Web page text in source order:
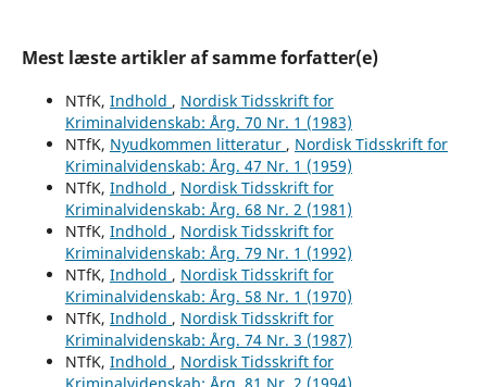
Mest læste artikler af samme forfatter(e)
NTfK, Indhold , Nordisk Tidsskrift for
Kriminalvidenskab: Årg. 70 Nr. 1 (1983)
NTfK, Nyudkommen litteratur , Nordisk Tidsskrift for
Kriminalvidenskab: Årg. 47 Nr. 1 (1959)
NTfK, Indhold , Nordisk Tidsskrift for
Kriminalvidenskab: Årg. 68 Nr. 2 (1981)
NTfK, Indhold , Nordisk Tidsskrift for
Kriminalvidenskab: Årg. 79 Nr. 1 (1992)
NTfK, Indhold , Nordisk Tidsskrift for
Kriminalvidenskab: Årg. 58 Nr. 1 (1970)
NTfK, Indhold , Nordisk Tidsskrift for
Kriminalvidenskab: Årg. 74 Nr. 3 (1987)
NTfK, Indhold , Nordisk Tidsskrift for